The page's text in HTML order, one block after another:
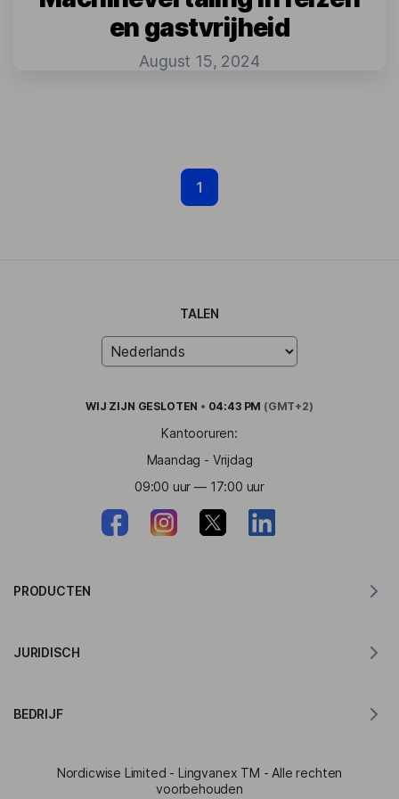
en gastvrijheid
August 15, 2024
1
TALEN
WIJ ZIJN GESLOTEN • 04:43 PM (GMT+2)
Kantooruren:
Maandag - Vrijdag
09:00 uur — 17:00 uur
PRODUCTEN
Vertaler voor Edge
JURIDISCH
Aanmeldingsformulier Affiliate Programma
BEDRIJF
Perskit
Nordicwise Limited - Lingvanex TM - Alle rechten
voorbehouden